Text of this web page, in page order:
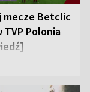
mecze Betclic
TVP Polonia